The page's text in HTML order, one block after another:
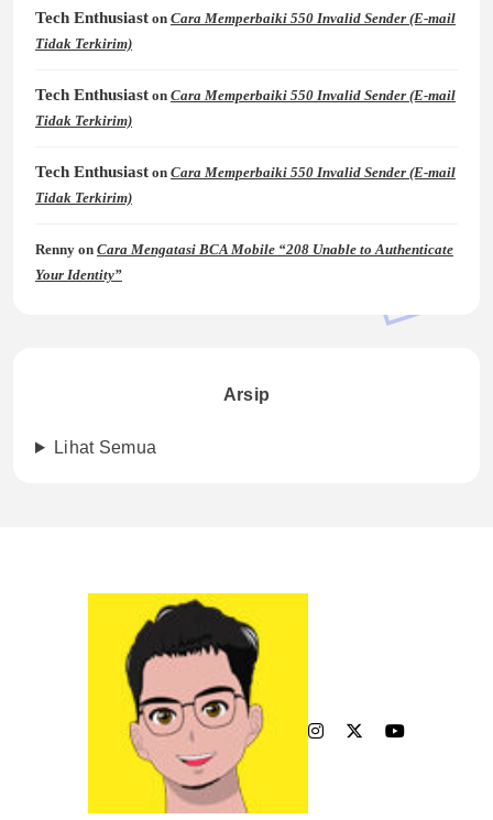
Tech Enthusiast on Cara Memperbaiki 550 Invalid Sender (E-mail
Tidak Terkirim)
Tech Enthusiast on Cara Memperbaiki 550 Invalid Sender (E-mail
Tidak Terkirim)
Tech Enthusiast on Cara Memperbaiki 550 Invalid Sender (E-mail
Tidak Terkirim)
Renny on Cara Mengatasi BCA Mobile “208 Unable to Authenticate
Your Identity”
Arsip
Lihat Semua